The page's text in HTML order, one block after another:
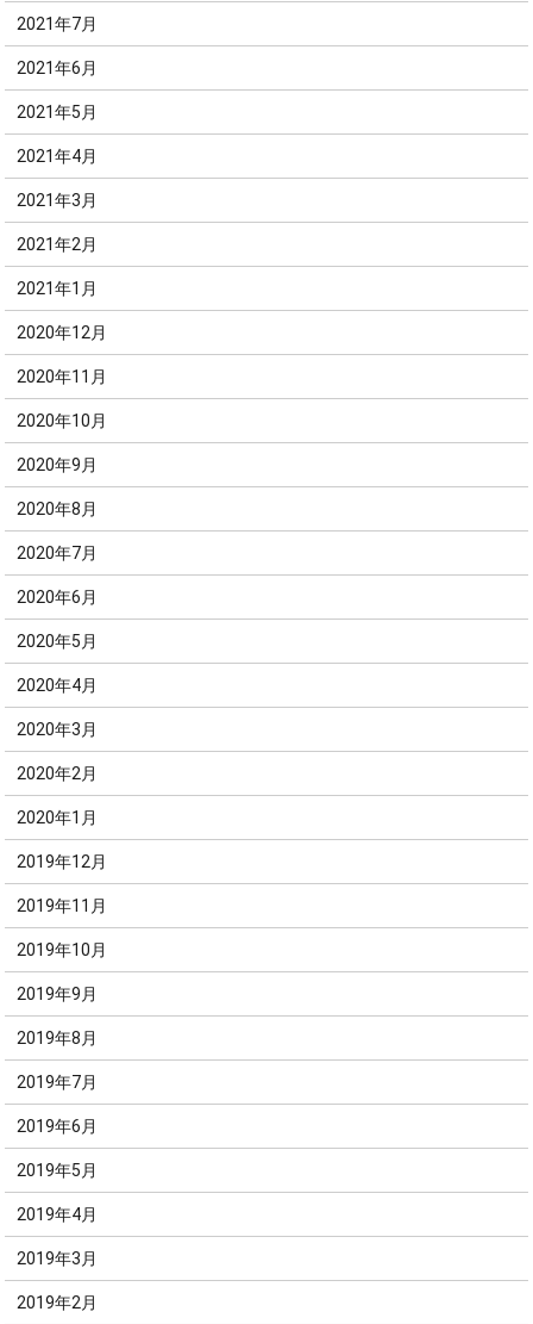
2021年7月
2021年6月
2021年5月
2021年4月
2021年3月
2021年2月
2021年1月
2020年12月
2020年11月
2020年10月
2020年9月
2020年8月
2020年7月
2020年6月
2020年5月
2020年4月
2020年3月
2020年2月
2020年1月
2019年12月
2019年11月
2019年10月
2019年9月
2019年8月
2019年7月
2019年6月
2019年5月
2019年4月
2019年3月
2019年2月